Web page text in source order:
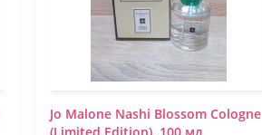
Jo Malone Nashi Blossom Cologne
(Limited Edition), 100 мл